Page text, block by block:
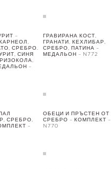
–
СРЕБРО.
СИНЯ
–
ГРАВИРАНА КОСТ,
ГРАНАТИ, КЕХЛИБАР,
СРЕБРО, ПАТИНА –
МЕДАЛЬОН – N772
СРЕБРО,
–
ОБЕЦИ И ПРЪСТЕН ОТ
СРЕБРО – КОМПЛЕКТ –
N770